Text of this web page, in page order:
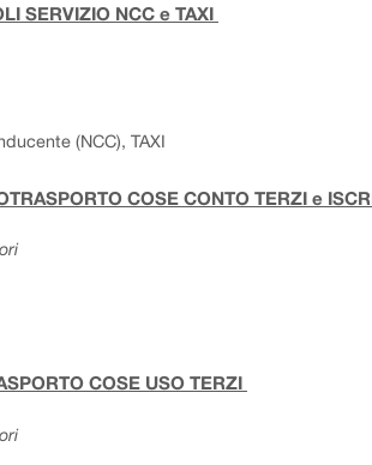
SERVIZIO NCC e TAXI
(NCC), TAXI
COSE CONTO TERZI e
COSE USO TERZI